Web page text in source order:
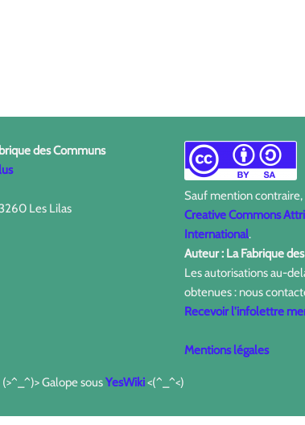
des Communs
Les Lilas
Sauf mention
Creative Commons
International.
Auteur : La Fabrique
Les autorisations au-
obtenues : nous
Recevoir l'infolettre
Mentions légales
(>^_^)> Galope sousYesWiki<(^_^<)